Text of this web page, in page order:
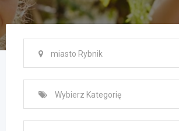
miasto Rybnik
Wybierz Kategorię